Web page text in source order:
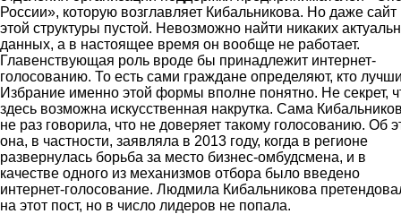
России», которую возглавляет Кибальникова. Но даже сайт
этой структуры пустой. Невозможно найти никаких
данных, а в настоящее время он вообще не работает.
Главенствующая роль вроде бы принадлежит интернет-
голосованию. То есть сами граждане определяют, кто
Избрание именно этой формы вполне понятно. Не секрет,
здесь возможна искусственная накрутка. Сама
не раз говорила, что не доверяет такому голосованию. Об
она, в частности, заявляла в 2013 году, когда в регионе
развернулась борьба за место бизнес-омбудсмена, и в
качестве одного из механизмов отбора было введено
интернет-голосование. Людмила Кибальникова
на этот пост, но в число лидеров не попала.